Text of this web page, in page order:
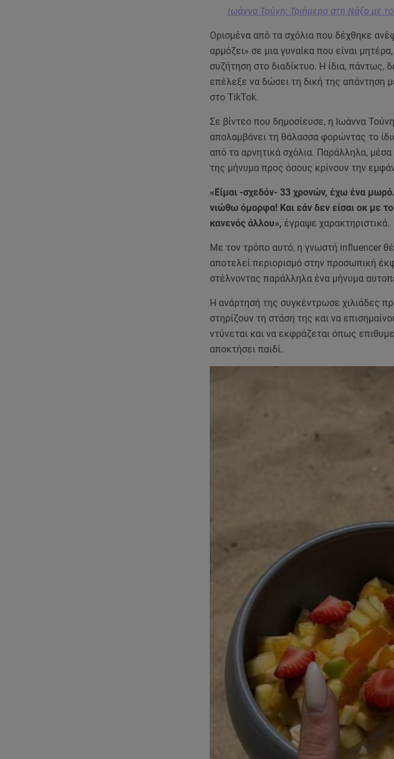
Ιωάννα Τούνη: Τριήμερο στη Νάξο με
Ορισμένα από τα σχόλια που δέχθηκε
αρμόζει» σε μια γυναίκα που είναι
συζήτηση στο διαδίκτυο. Η ίδια, πάντως,
επέλεξε να δώσει τη δική της απάντηση
στο TikTok.
Σε βίντεο που δημοσίευσε, η Ιωάννα
απολαμβάνει τη θάλασσα φορώντας το
από τα αρνητικά σχόλια. Παράλληλα,
της μήνυμα προς όσους κρίνουν την
«Είμαι -σχεδόν- 33 χρονών, έχω ένα
νιώθω όμορφα! Και εάν δεν είσαι οκ με
κανενός άλλου», έγραψε χαρακτηριστικά.
Με τον τρόπο αυτό, η γνωστή influencer
αποτελεί περιορισμό στην προσωπική
στέλνοντας παράλληλα ένα μήνυμα
Η ανάρτησή της συγκέντρωσε χιλιάδες
στηρίζουν τη στάση της και να
ντύνεται και να εκφράζεται όπως
αποκτήσει παιδί.